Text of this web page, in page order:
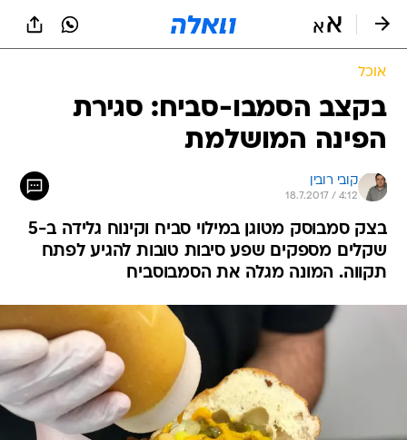
אוכל
בקצב הסמבו-סביח: סגירת
הפינה המושלמת
קובי רובין
18.7.2017 / 4:12
בצק סמבוסק מטוגן במילוי סביח וקינוח גלידה ב-5
שקלים מספקים שפע סיבות טובות להגיע לפתח
תקווה. המונה מגלה את הסמבוסביח